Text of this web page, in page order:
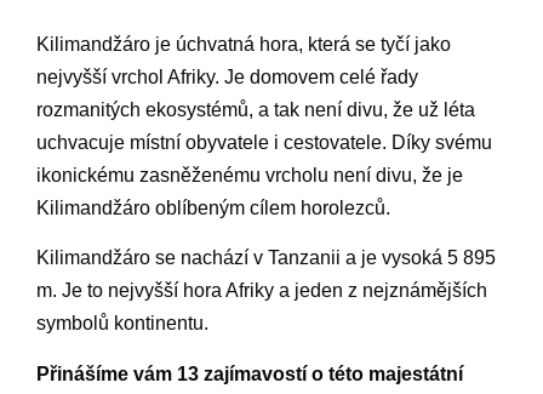
Kilimandžáro je úchvatná hora, která se tyčí jako
nejvyšší vrchol Afriky. Je domovem celé řady
rozmanitých ekosystémů, a tak není divu, že už léta
uchvacuje místní obyvatele i cestovatele. Díky svému
ikonickému zasněženému vrcholu není divu, že je
Kilimandžáro oblíbeným cílem horolezců.
Kilimandžáro se nachází v Tanzanii a je vysoká 5 895
m. Je to nejvyšší hora Afriky a jeden z nejznámějších
symbolů kontinentu.
Přinášíme vám 13 zajímavostí o této majestátní